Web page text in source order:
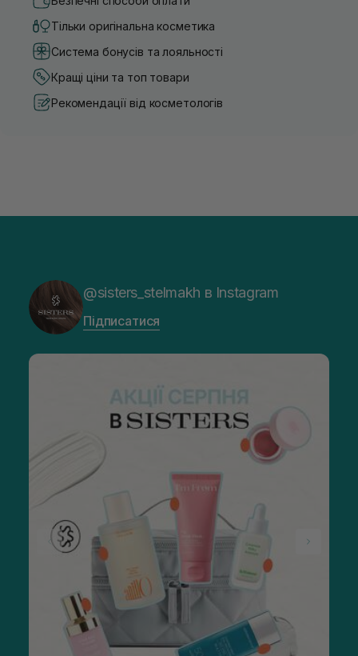
Тільки оригінальна косметика
Система бонусів та лояльності
Кращі ціни та топ товари
Рекомендації від косметологів
@sisters_stelmakh в Instagram
Підписатися